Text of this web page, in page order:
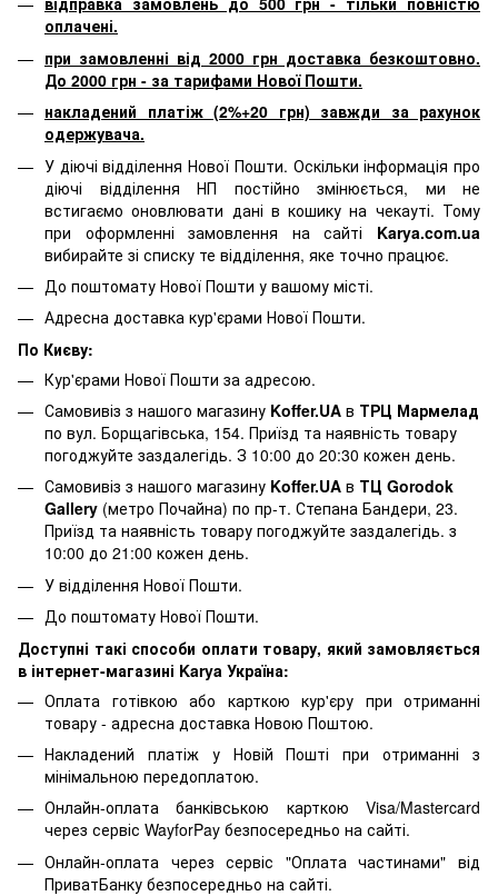
оплачені.
при замовленні від 2000 грн доставка безкоштовно.
До 2000 грн - за тарифами Нової Пошти.
накладений платіж (2%+20 грн) завжди за рахунок
одержувача.
У діючі відділення Нової Пошти. Оскільки інформація про
діючі відділення НП постійно змінюється, ми не
встигаємо оновлювати дані в кошику на чекауті. Тому
при оформленні замовлення на сайті Karya.com.ua
вибирайте зі списку те відділення, яке точно працює.
До поштомату Нової Пошти у вашому місті.
Адресна доставка кур'єрами Нової Пошти.
По Києву:
Кур'єрами Нової Пошти за адресою.
Самовивіз з нашого магазину Koffer.UA в ТРЦ Мармелад
по вул. Борщагівська, 154. Приїзд та наявність товару
погоджуйте заздалегідь. З 10:00 до 20:30 кожен день.
Самовивіз з нашого магазину Koffer.UA в ТЦ Gorodok
Gallery (метро Почайна) по пр-т. Степана Бандери, 23.
Приїзд та наявність товару погоджуйте заздалегідь. з
10:00 до 21:00 кожен день.
У відділення Нової Пошти.
До поштомату Нової Пошти.
Доступні такі способи оплати товару, який замовляється
в інтернет-магазині Karya Україна:
Оплата готівкою або карткою кур'єру при отриманні
товару - адресна доставка Новою Поштою.
Накладений платіж у Новій Пошті при отриманні з
мінімальною передоплатою.
Онлайн-оплата банківською карткою Visa/Mastercard
через сервіс WayforPay безпосередньо на сайті.
Онлайн-оплата через сервіс "Оплата частинами" від
ПриватБанку безпосередньо на сайті.